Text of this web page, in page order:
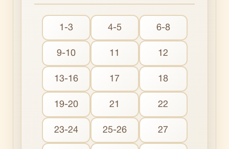
1-3 4-5 6-8
9-10 11 12
13-16 17 18
19-20 21 22
23-24 25-26 27